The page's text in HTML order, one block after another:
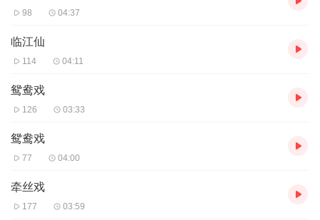
98 04:37
临江仙
114 04:11
鸳鸯戏
126 03:33
鸳鸯戏
77 04:00
牵丝戏
177 03:59